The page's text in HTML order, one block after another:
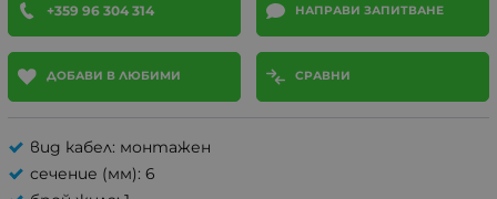
+359 96 304 314 НАПРАВИ ЗАПИТВАНЕ
ДОБАВИ В ЛЮБИМИ СРАВНИ
вид кабел: монтажен
сечение (мм): 6